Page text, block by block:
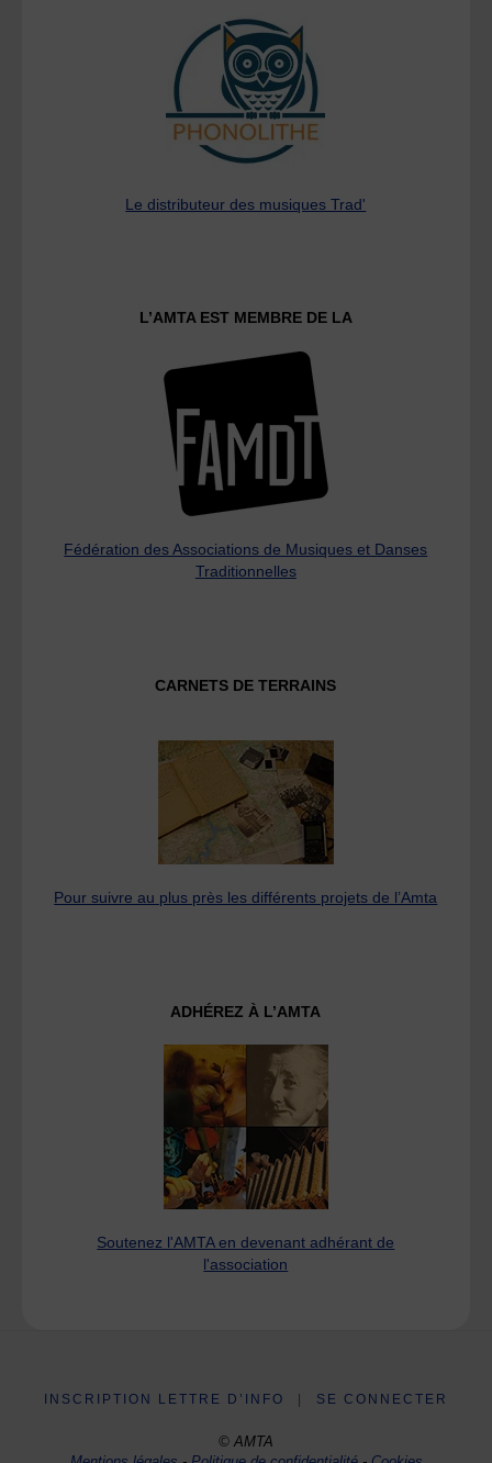
Le distributeur des musiques Trad'
L’AMTA EST MEMBRE DE LA
Fédération des Associations de Musiques et Danses
Traditionnelles
CARNETS DE TERRAINS
Pour suivre au plus près les différents projets de l’Amta
ADHÉREZ À L’AMTA
Soutenez l'AMTA en devenant adhérant de
l'association
INSCRIPTION LETTRE D’INFO SE CONNECTER
© AMTA